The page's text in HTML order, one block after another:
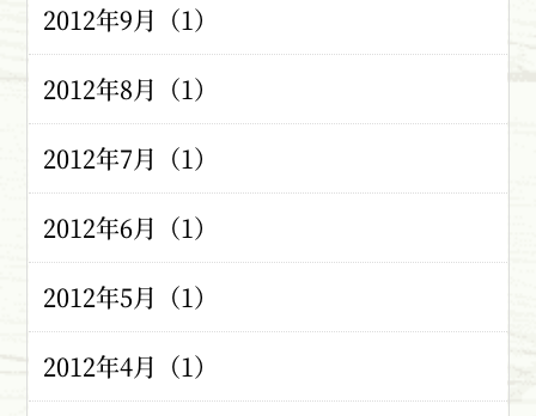
2012年9月（1）
2012年8月（1）
2012年7月（1）
2012年6月（1）
2012年5月（1）
2012年4月（1）